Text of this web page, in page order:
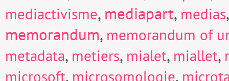
mediactivisme, mediapart, medias
memorandum, memorandum of
metadata, metiers, mialet, miallet,
microsoft, microsomologie,